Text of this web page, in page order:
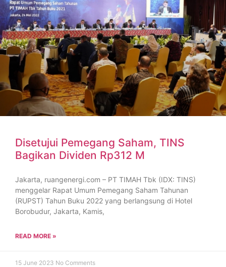
Disetujui Pemegang Saham, TINS
Bagikan Dividen Rp312 M
Jakarta, ruangenergi.com – PT TIMAH Tbk (IDX: TINS)
menggelar Rapat Umum Pemegang Saham Tahunan
(RUPST) Tahun Buku 2022 yang berlangsung di Hotel
Borobudur, Jakarta, Kamis,
READ MORE »
15 June 2023 No Comments